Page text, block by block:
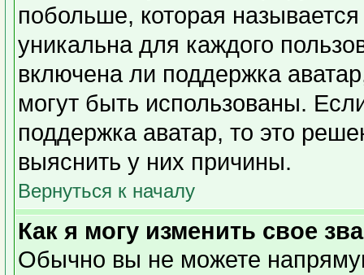
побольше, которая
уникальна для каждого
включена ли поддержка
могут быть использованы.
поддержка аватар, то это
выяснить у них причины.
Вернуться к началу
Как я могу изменить свое
Обычно вы не можете